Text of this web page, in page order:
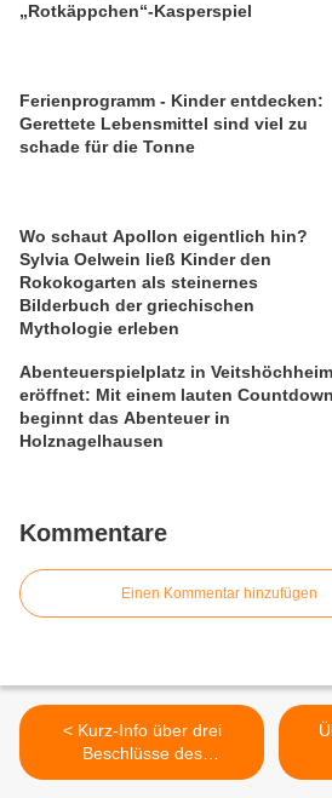
„Rotkäppchen“-Kasperspiel
Ferienprogramm - Kinder entdecken:
Gerettete Lebensmittel sind viel zu
schade für die Tonne
Wo schaut Apollon eigentlich hin?
Sylvia Oelwein ließ Kinder den
Rokokogarten als steinernes
Bilderbuch der griechischen
Mythologie erleben
Abenteuerspielplatz in Veitshöchheim
eröffnet: Mit einem lauten Countdown
beginnt das Abenteuer in
Holznagelhausen
Kommentare
Einen Kommentar hinzufügen
< Kurz-Info über drei
Beschlüsse des
Hauptausschusses vom 15.